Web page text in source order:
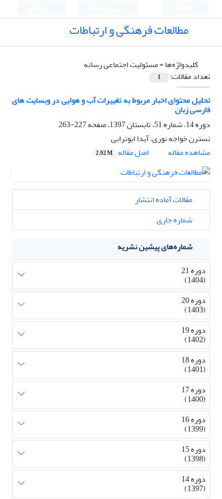
مطالعات فرهنگی و ارتباطات
کلیدواژه‌ها =مسئولیت اجتماعی رسانه
تعداد مقالات:
1
تحلیل محتوای اخبار مربوط به تغییرات آب و هوایی در وبسایت های
فارسی زبان
دوره 14، شماره 51، تابستان 1397، صفحه
227-263
نسترن خواجه نوری، آیدا ابوترابی
مشاهده مقاله
اصل مقاله 2.92 M
مقالات آماده انتشار
شماره جاری
شماره‌های پیشین نشریه
دوره 21
(1404)
دوره 20
(1403)
دوره 19
(1402)
دوره 18
(1401)
دوره 17
(1400)
دوره 16
(1399)
دوره 15
(1398)
دوره 14
(1397)